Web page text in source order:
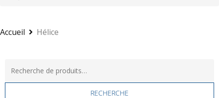
Accueil Hélice
Recherche
RECHERCHE